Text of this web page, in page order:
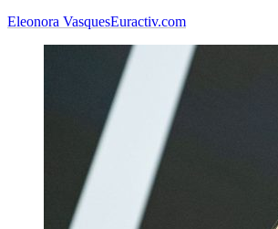
Eleonora VasquesEuractiv.com